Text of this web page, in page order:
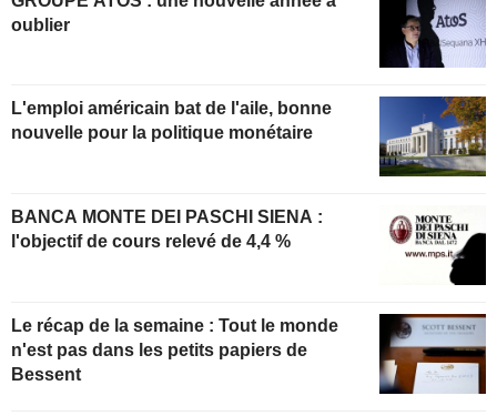
oublier
L'emploi américain bat de l'aile, bonne
nouvelle pour la politique monétaire
BANCA MONTE DEI PASCHI SIENA :
l'objectif de cours relevé de 4,4 %
Le récap de la semaine : Tout le monde
n'est pas dans les petits papiers de
Bessent